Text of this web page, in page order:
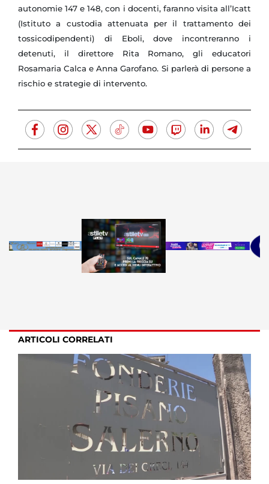
autonomie 147 e 148, con i docenti, faranno visita all’Icatt
(Istituto a custodia attenuata per il trattamento dei
tossicodipendenti) di Eboli, dove incontreranno i
detenuti, il direttore Rita Romano, gli educatori
Rosamaria Calca e Anna Garofano. Si parlerà di persone a
rischio e strategie di intervento.
ARTICOLI CORRELATI